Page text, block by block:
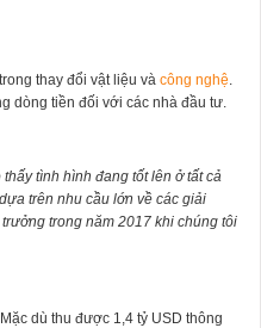
thay đổi vật liệu và công nghệ.
dòng tiền đối với các nhà đầu tư.
tình hình đang tốt lên ở tất cả
trên nhu cầu lớn về các giải
trong năm 2017 khi chúng tôi
dù thu được 1,4 tỷ USD thông